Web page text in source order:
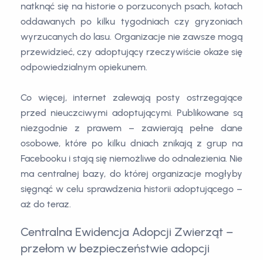
natknąć się na historie o porzuconych psach, kotach
oddawanych po kilku tygodniach czy gryzoniach
wyrzucanych do lasu. Organizacje nie zawsze mogą
przewidzieć, czy adoptujący rzeczywiście okaże się
odpowiedzialnym opiekunem.
Co więcej, internet zalewają posty ostrzegające
przed nieuczciwymi adoptującymi. Publikowane są
niezgodnie z prawem – zawierają pełne dane
osobowe, które po kilku dniach znikają z grup na
Facebooku i stają się niemożliwe do odnalezienia. Nie
ma centralnej bazy, do której organizacje mogłyby
sięgnąć w celu sprawdzenia historii adoptującego –
aż do teraz.
Centralna Ewidencja Adopcji Zwierząt –
przełom w bezpieczeństwie adopcji